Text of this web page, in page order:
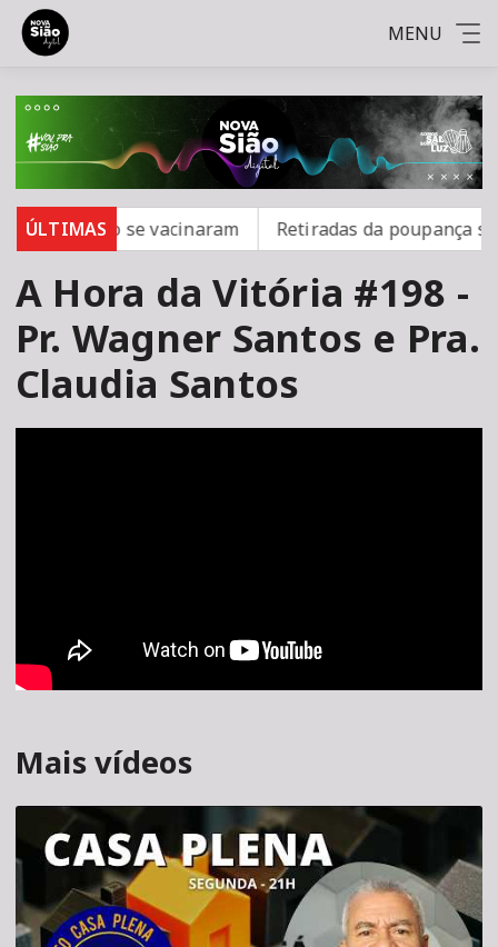
MENU
ÚLTIMAS
16 não se vacinaram Retiradas da poupança
A Hora da Vitória #198 -
Pr. Wagner Santos e Pra.
Claudia Santos
Mais vídeos